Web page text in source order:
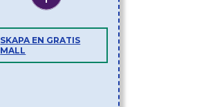
SKAPA EN GRATIS
MALL